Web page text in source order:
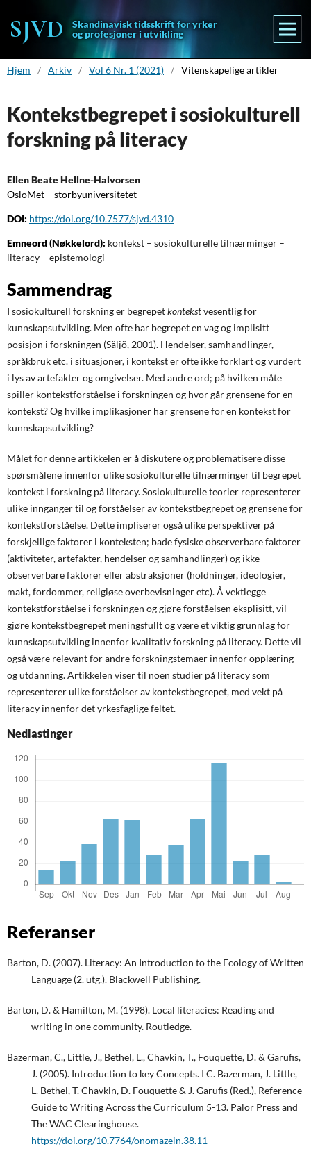
Skandinavisk tidsskrift for yrker
og profesjoner i utvikling
Hjem / Arkiv / Vol 6 Nr. 1 (2021) / Vitenskapelige artikler
Kontekstbegrepet i sosiokulturell
forskning på literacy
Ellen Beate Hellne-Halvorsen
OsloMet – storbyuniversitetet
DOI: https://doi.org/10.7577/sjvd.4310
Emneord (Nøkkelord): kontekst – sosiokulturelle tilnærminger –
literacy – epistemologi
Sammendrag
I sosiokulturell forskning er begrepetkontekstvesentlig for
kunnskapsutvikling. Men ofte har begrepet en vag og implisitt
posisjon i forskningen (Säljö, 2001). Hendelser, samhandlinger,
språkbruk etc. i situasjoner, i kontekst er ofte ikke forklart og vurdert
i lys av artefakter og omgivelser. Med andre ord; på hvilken måte
spiller kontekstforståelse i forskningen og hvor går grensene for en
kontekst? Og hvilke implikasjoner har grensene for en kontekst for
kunnskapsutvikling?
Målet for denne artikkelen er å diskutere og problematisere disse
spørsmålene innenfor ulike sosiokulturelle tilnærminger til begrepet
kontekst i forskning på literacy. Sosiokulturelle teorier representerer
ulike innganger til og forståelser av kontekstbegrepet og grensene for
kontekstforståelse. Dette impliserer også ulike perspektiver på
forskjellige faktorer i konteksten; bade fysiske observerbare faktorer
(aktiviteter, artefakter, hendelser og samhandlinger) og ikke-
observerbare faktorer eller abstraksjoner (holdninger, ideologier,
makt, fordommer, religiøse overbevisninger etc). Å vektlegge
kontekstforståelse i forskningen og gjøre forståelsen eksplisitt, vil
gjøre kontekstbegrepet meningsfullt og være et viktig grunnlag for
kunnskapsutvikling innenfor kvalitativ forskning på literacy. Dette vil
også være relevant for andre forskningstemaer innenfor opplæring
og utdanning. Artikkelen viser til noen studier på literacy som
representerer ulike forståelser av kontekstbegrepet, med vekt på
literacy innenfor det yrkesfaglige feltet.
Nedlastinger
Referanser
Barton, D. (2007). Literacy: An Introduction to the Ecology of Written
Language (2. utg.). Blackwell Publishing.
Barton, D. & Hamilton, M. (1998). Local literacies: Reading and
writing in one community. Routledge.
Bazerman, C., Little, J., Bethel, L., Chavkin, T., Fouquette, D. & Garufis,
J. (2005). Introduction to key Concepts. I C. Bazerman, J. Little,
L. Bethel, T. Chavkin, D. Fouquette & J. Garufis (Red.), Reference
Guide to Writing Across the Curriculum 5-13. Palor Press and
The WAC Clearinghouse.
https://doi.org/10.7764/onomazein.38.11